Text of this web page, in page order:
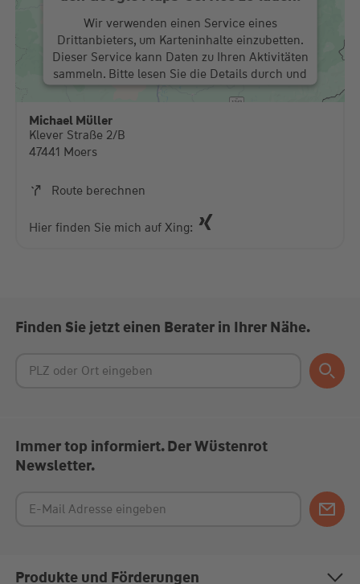
Wir verwenden einen Service eines
Drittanbieters, um Karteninhalte einzubetten.
Dieser Service kann Daten zu Ihren Aktivitäten
sammeln. Bitte lesen Sie die Details durch und
stimmen Sie der Nutzung des Service zu, um
diese Karte anzuzeigen.
Platform
Michael Müller
Klever Straße 2/B
47441 Moers
Route berechnen
Hier finden Sie mich auf Xing:
Finden Sie jetzt einen Berater in Ihrer Nähe.
Immer top informiert. Der Wüstenrot
Newsletter.
Produkte und Förderungen